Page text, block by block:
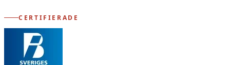
CERTIFIERADE